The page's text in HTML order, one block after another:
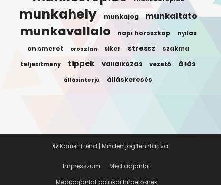
munkahely munkajog munkaltato
munkavallalo napi horoszkóp nyilas
onismeret oroszlan siker stressz szakma
teljesitmeny tippek vallalkozas vezető állás
állásinterjú álláskeresés
Impresszum
Médiaajánlat
Médiaajánlat politikai hirdetőknek
© Karrier Trend | Minden jog fenntartva